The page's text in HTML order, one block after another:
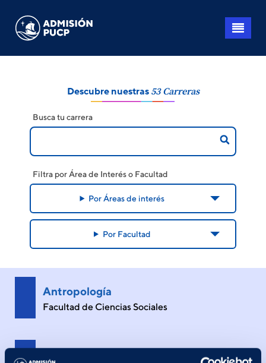
contenido
principal
Descubre nuestras 53 Carreras
Busca tu carrera
Filtra por Área de Interés o Facultad
Por Áreas de interés
Por Facultad
Antropología
Facultad de Ciencias Sociales